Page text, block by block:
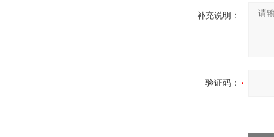
补充说明：
验证码：